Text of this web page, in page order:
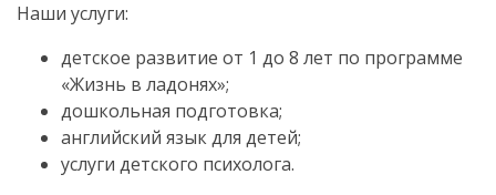
Наши услуги:
детское развитие от 1 до 8 лет по программе
«Жизнь в ладонях»;
дошкольная подготовка;
английский язык для детей;
услуги детского психолога.